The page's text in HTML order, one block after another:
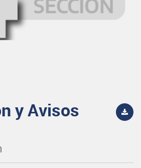
y Avisos